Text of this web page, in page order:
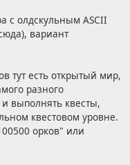
с олдскульным ASCII
вариант
тут есть открытый мир,
разного
выполнять квесты,
квестовом уровне.
орков" или